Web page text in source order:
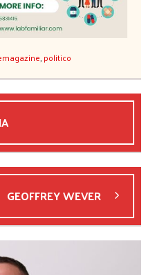
,politico
GEOFFREY WEVER